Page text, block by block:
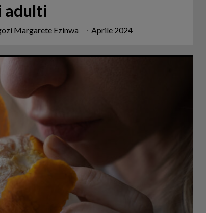
adulti
Margarete Ezinwa ∙ Aprile 2024